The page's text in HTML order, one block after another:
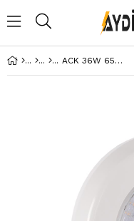
ACK 36W 6500K SIVA ÜSTÜ SLIM FLAT LED HAVUZ ARMATÜRÜ AH08-03630